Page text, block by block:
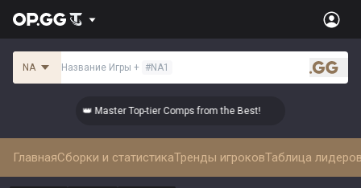
NA Название Игры + #NA1
.gg
👑 Master Top-tier Comps from the Best!
ГлавнаяСборки и статистикаТренды игроковТаблица